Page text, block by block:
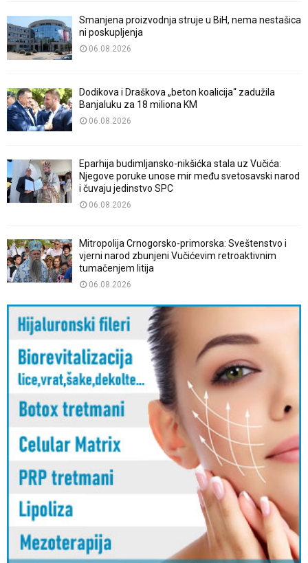
Smanjena proizvodnja struje u BiH, nema nestašica
ni poskupljenja
06.08.2026
Dodikova i Draškova „beton koalicija“ zadužila
Banjaluku za 18 miliona KM
06.08.2026
Eparhija budimljansko-nikšićka stala uz Vučića:
Njegove poruke unose mir među svetosavski narod
i čuvaju jedinstvo SPC
06.08.2026
Mitropolija Crnogorsko-primorska: Sveštenstvo i
vjerni narod zbunjeni Vučićevim retroaktivnim
tumačenjem litija
06.08.2026